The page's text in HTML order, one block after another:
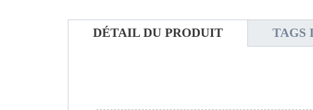
DÉTAIL DU PRODUIT TAGS